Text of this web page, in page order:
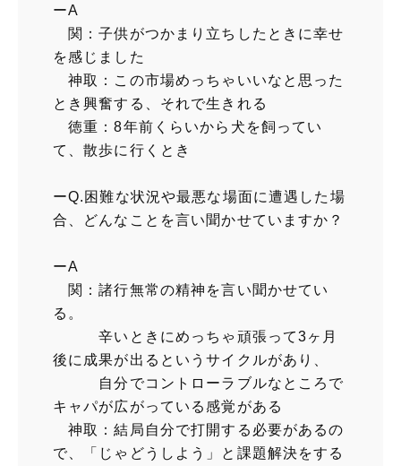
ーA
関：子供がつかまり立ちしたときに幸せ
を感じました
神取：この市場めっちゃいいなと思った
とき興奮する、それで生きれる
徳重：8年前くらいから犬を飼ってい
て、散歩に行くとき
ーQ.困難な状況や最悪な場面に遭遇した場
合、どんなことを言い聞かせていますか？
ーA
関：諸行無常の精神を言い聞かせてい
る。
辛いときにめっちゃ頑張って3ヶ月
後に成果が出るというサイクルがあり、
自分でコントローラブルなところで
キャパが広がっている感覚がある
神取：結局自分で打開する必要があるの
で、「じゃどうしよう」と課題解決をする